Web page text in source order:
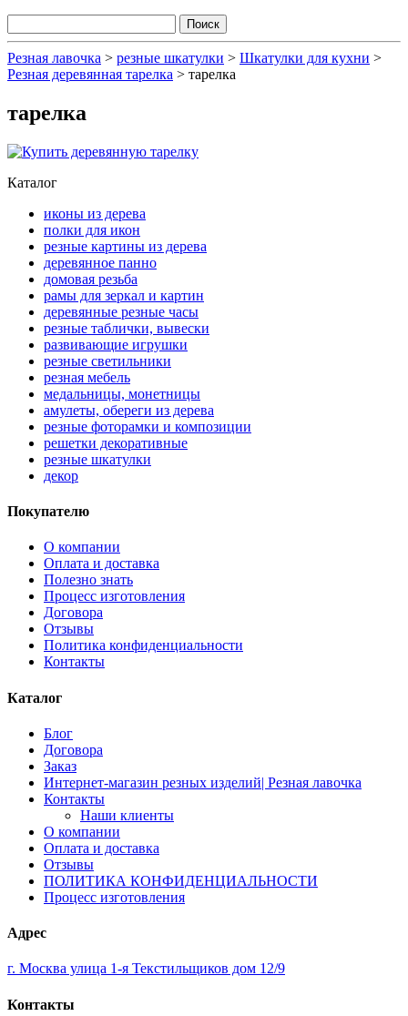
Резная лавочка > резные шкатулки > Шкатулки для кухни >
Резная деревянная тарелка > тарелка
тарелка
Каталог
иконы из дерева
полки для икон
резные картины из дерева
деревянное панно
домовая резьба
рамы для зеркал и картин
деревянные резные часы
резные таблички, вывески
развивающие игрушки
резные светильники
резная мебель
медальницы, монетницы
амулеты, обереги из дерева
резные фоторамки и композиции
решетки декоративные
резные шкатулки
декор
Покупателю
О компании
Оплата и доставка
Полезно знать
Процесс изготовления
Договора
Отзывы
Политика конфиденциальности
Контакты
Каталог
Блог
Договора
Заказ
Интернет-магазин резных изделий| Резная лавочка
Контакты
Наши клиенты
О компании
Оплата и доставка
Отзывы
ПОЛИТИКА КОНФИДЕНЦИАЛЬНОСТИ
Процесс изготовления
Адрес
г. Москва улица 1-я Текстильщиков дом 12/9
Контакты